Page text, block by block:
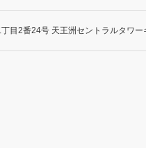
目2番24号 天王洲セントラルタワ